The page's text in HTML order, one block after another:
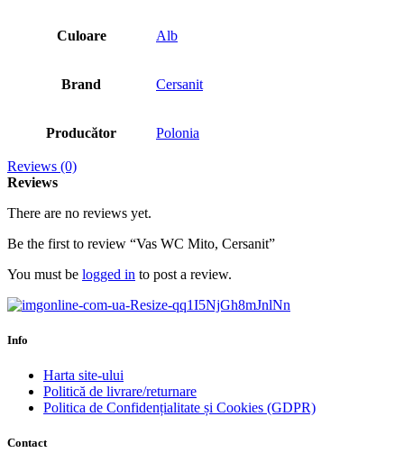
Culoare Alb
Brand Cersanit
Producător Polonia
Reviews (0)
Reviews
There are no reviews yet.
Be the first to review “Vas WC Mito, Cersanit”
You must be logged in to post a review.
Info
Harta site-ului
Politică de livrare/returnare
Politica de Confidențialitate și Cookies (GDPR)
Contact